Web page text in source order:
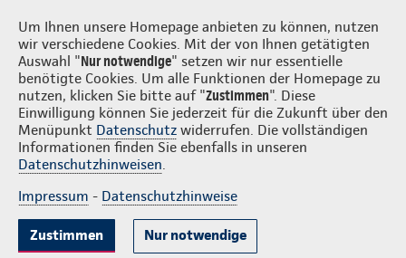
Um Ihnen unsere Homepage anbieten zu können, nutzen
wir verschiedene Cookies. Mit der von Ihnen getätigten
Auswahl "Nur notwendige" setzen wir nur essentielle
benötigte Cookies. Um alle Funktionen der Homepage zu
nutzen, klicken Sie bitte auf "Zustimmen". Diese
Einwilligung können Sie jederzeit für die Zukunft über den
Menüpunkt Datenschutz widerrufen. Die vollständigen
Informationen finden Sie ebenfalls in unseren
Datenschutzhinweisen.
Impressum - Datenschutzhinweise
Zustimmen Nur notwendige
Carsten Josmann Login
Gute Gründe Tarif & Leistungen Wissenswertes Beratung &